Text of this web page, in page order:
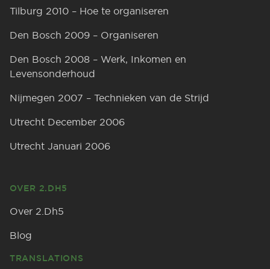
Tilburg 2010 – Hoe te organiseren
Den Bosch 2009 – Organiseren
Den Bosch 2008 – Werk, Inkomen en
Levensonderhoud
Nijmegen 2007 – Technieken van de Strijd
Utrecht December 2006
Utrecht Januari 2006
OVER 2.DH5
Over 2.Dh5
Blog
TRANSLATIONS